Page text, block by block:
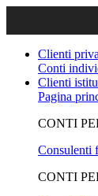
Clienti
Conti
Clienti
Pagina
CONTI
Consulenti
CONTI